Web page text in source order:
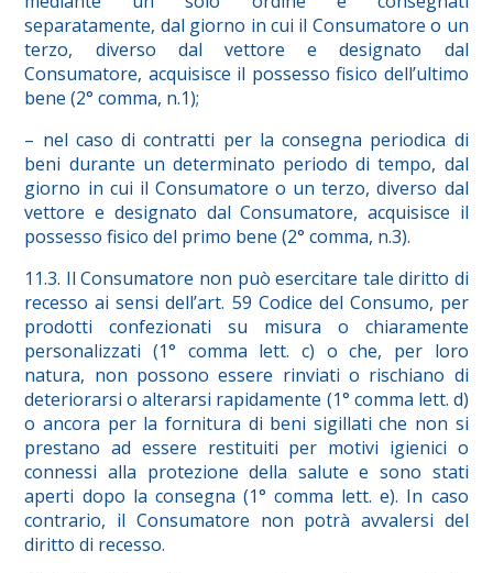
separatamente, dal giorno in cui il Consumatore o un
terzo, diverso dal vettore e designato dal
Consumatore, acquisisce il possesso fisico dell’ultimo
bene (2° comma, n.1);
– nel caso di contratti per la consegna periodica di
beni durante un determinato periodo di tempo, dal
giorno in cui il Consumatore o un terzo, diverso dal
vettore e designato dal Consumatore, acquisisce il
possesso fisico del primo bene (2° comma, n.3).
11.3. Il Consumatore non può esercitare tale diritto di
recesso ai sensi dell’art. 59 Codice del Consumo, per
prodotti confezionati su misura o chiaramente
personalizzati (1° comma lett. c) o che, per loro
natura, non possono essere rinviati o rischiano di
deteriorarsi o alterarsi rapidamente (1° comma lett. d)
o ancora per la fornitura di beni sigillati che non si
prestano ad essere restituiti per motivi igienici o
connessi alla protezione della salute e sono stati
aperti dopo la consegna (1° comma lett. e). In caso
contrario, il Consumatore non potrà avvalersi del
diritto di recesso.